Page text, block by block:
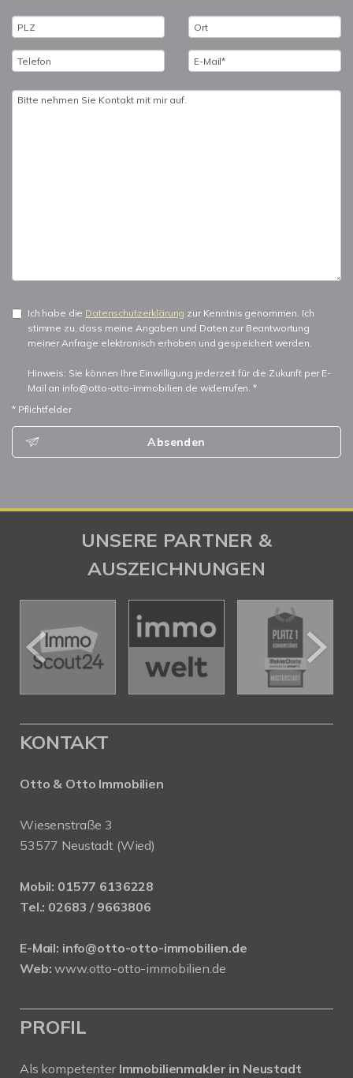
Ich habe die Datenschutzerklärung zur Kenntnis genommen. Ich
stimme zu, dass meine Angaben und Daten zur Beantwortung
meiner Anfrage elektronisch erhoben und gespeichert werden.
Hinweis: Sie können Ihre Einwilligung jederzeit für die Zukunft per E-
Mail an info@otto-otto-immobilien.de widerrufen. *
* Pflichtfelder
Absenden
UNSERE PARTNER &
AUSZEICHNUNGEN
KONTAKT
Otto & Otto Immobilien
Wiesenstraße 3
53577 Neustadt (Wied)
Mobil: 01577 6136228
Tel.: 02683 / 9663806
E-Mail: info@otto-otto-immobilien.de
Web: www.otto-otto-immobilien.de
PROFIL
Als kompetenter Immobilienmakler in Neustadt